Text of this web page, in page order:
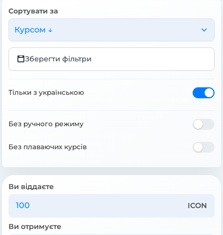
Сортувати за
Курсом ↓
Зберегти фільтри
Тільки з українською
Без ручного режиму
Без плаваючих курсів
Ви віддаєте
ICON
Ви отримуєте